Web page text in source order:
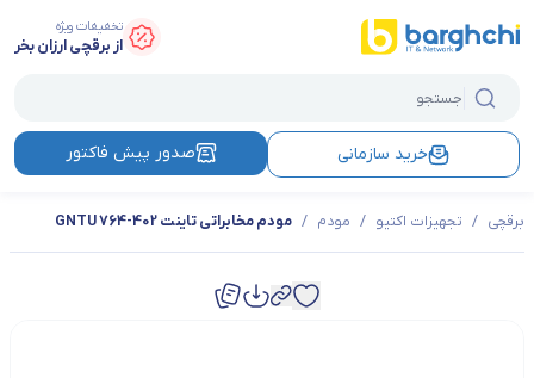
تخفیفات ویژه
از برقچی ارزان بخر
خرید سازمانی صدور پیش فاکتور
برقچی / تجهیزات اکتیو / مودم / مودم مخابراتی تاینت GNTU 764-402